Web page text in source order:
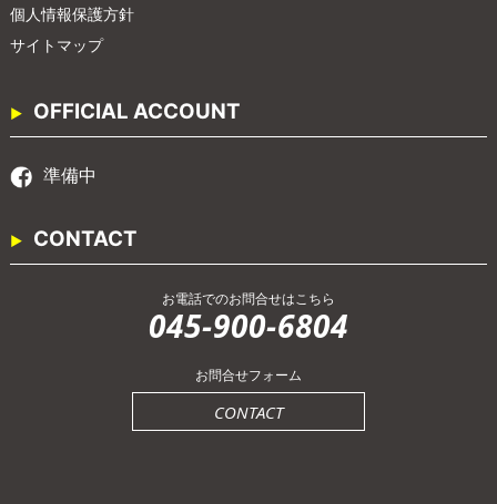
個人情報保護方針
サイトマップ
OFFICIAL ACCOUNT
準備中
CONTACT
お電話でのお問合せはこちら
045-900-6804
お問合せフォーム
CONTACT